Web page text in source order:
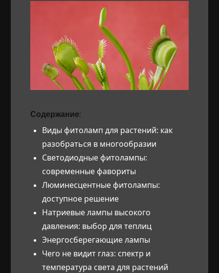
Содержание:
Виды фитоламп для растений: как
разобраться в многообразии
Светодиодные фитолампы:
современные фавориты
Люминесцентные фитолампы:
доступное решение
Натриевые лампы высокого
давления: выбор для теплиц
Энергосберегающие лампы
Чего не видит глаз: спектр и
температура света для растений